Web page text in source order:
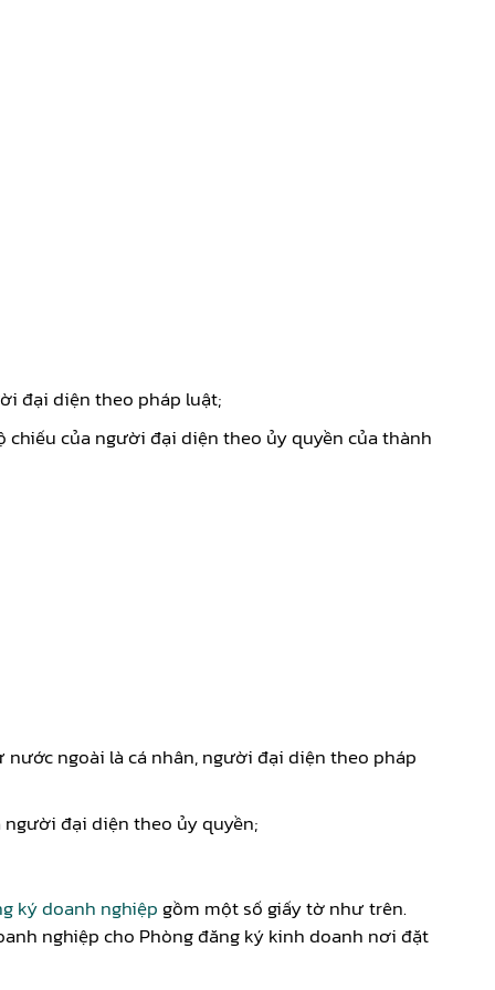
đại diện theo pháp luật;
của người đại diện theo ủy quyền của thành
ngoài là cá nhân, người đại diện theo pháp
đại diện theo ủy quyền;
ký doanh nghiệpgồm một số giấy tờ như trên.
nghiệp cho Phòng đăng ký kinh doanh nơi đặt